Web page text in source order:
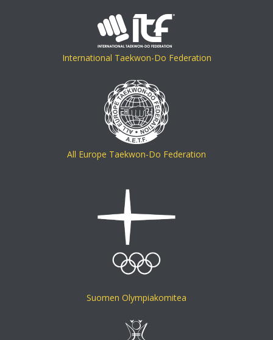
International Taekwon-Do Federation
All Europe Taekwon-Do Federation
Suomen Olympiakomitea